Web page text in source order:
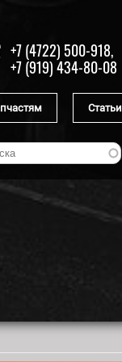
+7 (4722) 500-918,
+7 (919) 434-80-08
Статьи